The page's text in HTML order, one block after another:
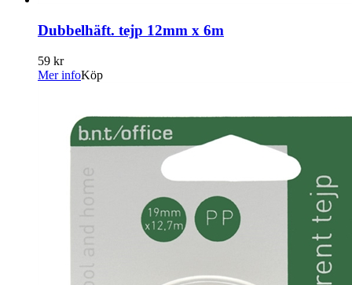
Dubbelhäft. tejp 12mm x 6m
59 kr
Mer infoKöp